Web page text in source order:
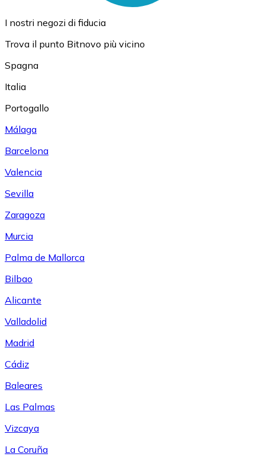
I nostri negozi di fiducia
Trova il punto Bitnovo più vicino
Spagna
Italia
Portogallo
Málaga
Barcelona
Valencia
Sevilla
Zaragoza
Murcia
Palma de Mallorca
Bilbao
Alicante
Valladolid
Madrid
Cádiz
Baleares
Las Palmas
Vizcaya
La Coruña